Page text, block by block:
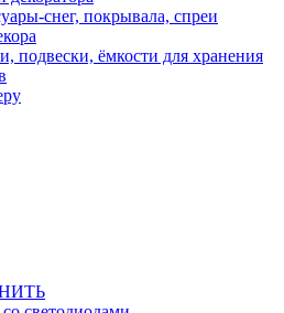
снег, покрывала, спреи
подвески, ёмкости для хранения
НИТЬ